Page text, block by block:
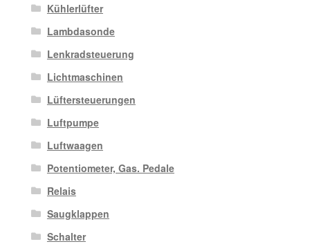
Kühlerlüfter
Lambdasonde
Lenkradsteuerung
Lichtmaschinen
Lüftersteuerungen
Luftpumpe
Luftwaagen
Potentiometer, Gas. Pedale
Relais
Saugklappen
Schalter